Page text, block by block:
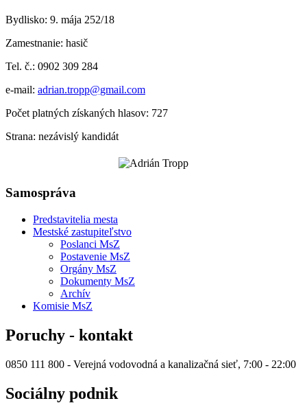
Bydlisko: 9. mája 252/18
Zamestnanie: hasič
Tel. č.: 0902 309 284
e-mail: adrian.tropp@gmail.com
Počet platných získaných hlasov: 727
Strana: nezávislý kandidát
Samospráva
Predstavitelia mesta
Mestské zastupiteľstvo
Poslanci MsZ
Postavenie MsZ
Orgány MsZ
Dokumenty MsZ
Archív
Komisie MsZ
Poruchy - kontakt
0850 111 800 - Verejná vodovodná a kanalizačná sieť, 7:00 - 22:00
Sociálny podnik